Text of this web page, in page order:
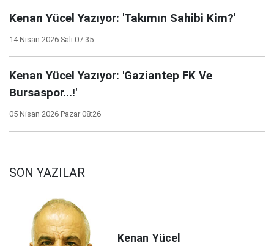
Kenan Yücel Yazıyor: 'Takımın Sahibi Kim?'
14 Nisan 2026 Salı 07:35
Kenan Yücel Yazıyor: 'Gaziantep FK Ve
Bursaspor...!'
05 Nisan 2026 Pazar 08:26
SON YAZILAR
Kenan Yücel